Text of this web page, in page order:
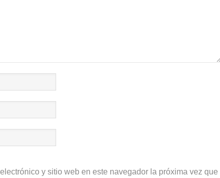
y sitio web en este navegador la próxima vez que